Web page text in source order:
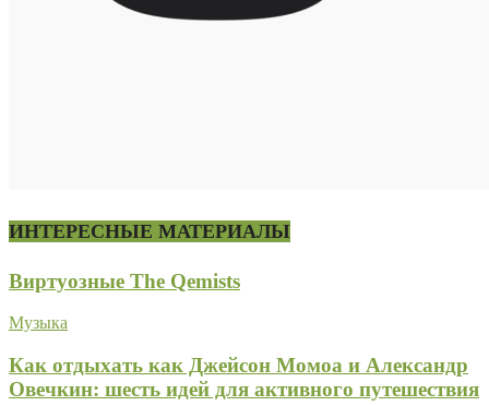
ИНТЕРЕСНЫЕ МАТЕРИАЛЫ
Виртуозные The Qemists
Музыка
Как отдыхать как Джейсон Момоа и Александр
Овечкин: шесть идей для активного путешествия